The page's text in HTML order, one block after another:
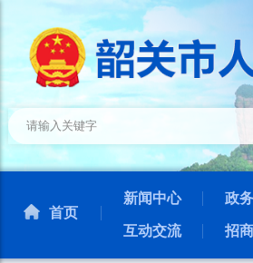
首页
新闻中心 政
互动交流 招